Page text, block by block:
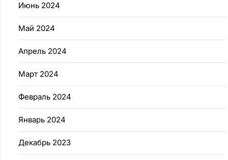
Июнь 2024
Май 2024
Апрель 2024
Март 2024
Февраль 2024
Январь 2024
Декабрь 2023